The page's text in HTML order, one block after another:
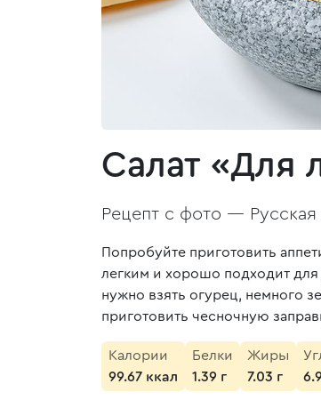
Салат «Для
Рецепт с фото —
Попробуйте приготовить
легким и хорошо подходит для
нужно взять огурец, немного
приготовить чесночную
Калории
99.67 ккал
Белки
1.39 г
Жиры
7.03 г